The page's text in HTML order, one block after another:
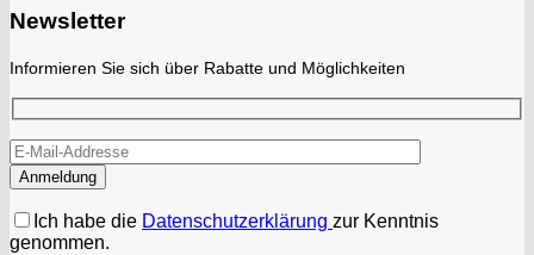
Newsletter
Informieren Sie sich über Rabatte und Möglichkeiten
Ich habe die Datenschutzerklärung zur Kenntnis
genommen.